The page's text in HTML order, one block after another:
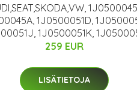
1J0500051D,
1J0500051K,
259 EUR
LISÄTIETOJA